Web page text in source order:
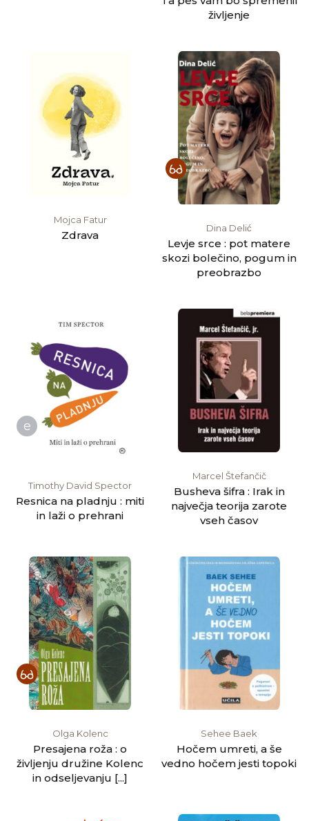
življenje
Mojca Fatur
Zdrava
Dina Delić
Levje srce : pot matere
skozi bolečino, pogum in
preobrazbo
e
Timothy David Spector
Resnica na pladnju : miti
in laži o prehrani
Marcel Štefančič
Busheva šifra : Irak in
največja teorija zarote
vseh časov
Olga Kolenc
Presajena roža : o
življenju družine Kolenc
in odseljevanju [...]
Sehee Baek
Hočem umreti, a še
vedno hočem jesti topoki